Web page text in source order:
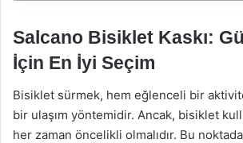
Salcano Bisiklet Kaskı:
İçin En İyi Seçim
Bisiklet sürmek, hem eğlenceli bir
bir ulaşım yöntemidir. Ancak, bisiklet
her zaman öncelikli olmalıdır. Bu